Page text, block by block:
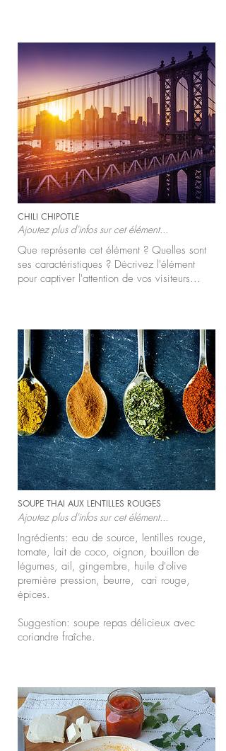
CHILI CHIPOTLE
Ajoutez plus d'infos sur cet élément...
Que représente cet élément ? Quelles sont
ses caractéristiques ? Décrivez l'élément
pour captiver l'attention de vos visiteurs...
SOUPE THAI AUX LENTILLES ROUGES
Ajoutez plus d'infos sur cet élément...
Ingrédients: eau de source, lentilles rouge,
tomate, lait de coco, oignon, bouillon de
légumes, ail, gingembre, huile d'olive
première pression, beurre, cari rouge,
épices.
Suggestion: soupe repas délicieux avec
coriandre fraîche.